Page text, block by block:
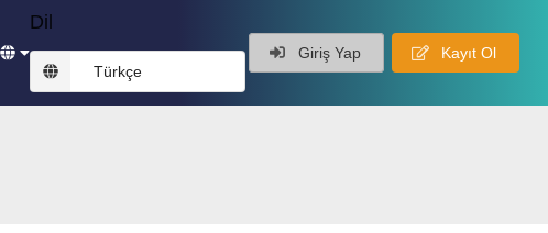
Dil
Türkçe
Giriş Yap Kayıt Ol